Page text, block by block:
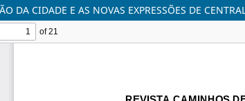
DA CIDADE E AS NOVAS EXPRESSÕES DE